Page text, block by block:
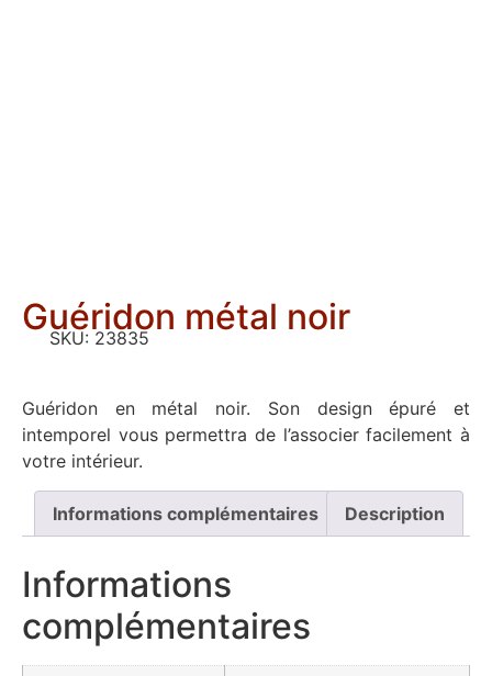
Guéridon métal noir
SKU: 23835
Guéridon en métal noir. Son design épuré et
intemporel vous permettra de l’associer facilement à
votre intérieur.
Informations complémentaires Description
Informations
complémentaires